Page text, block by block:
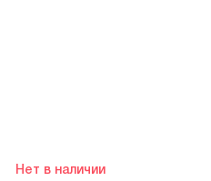
Нет в наличии